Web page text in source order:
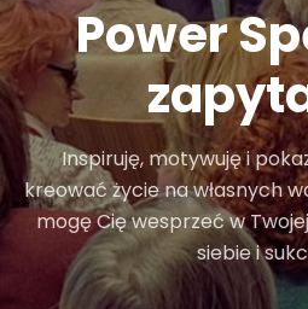
Power
Inspiruję, motywuję i
kreować życie na własnych
mogę Cię wesprzeć w
siebie i